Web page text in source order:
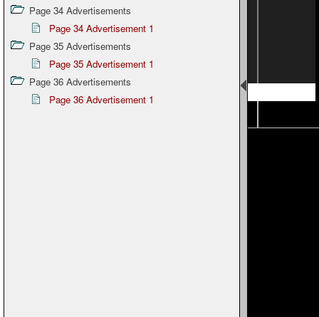
Page 34 Advertisements
Page 34 Advertisement 1
Page 35 Advertisements
Page 35 Advertisement 1
Page 36 Advertisements
Page 36 Advertisement 1